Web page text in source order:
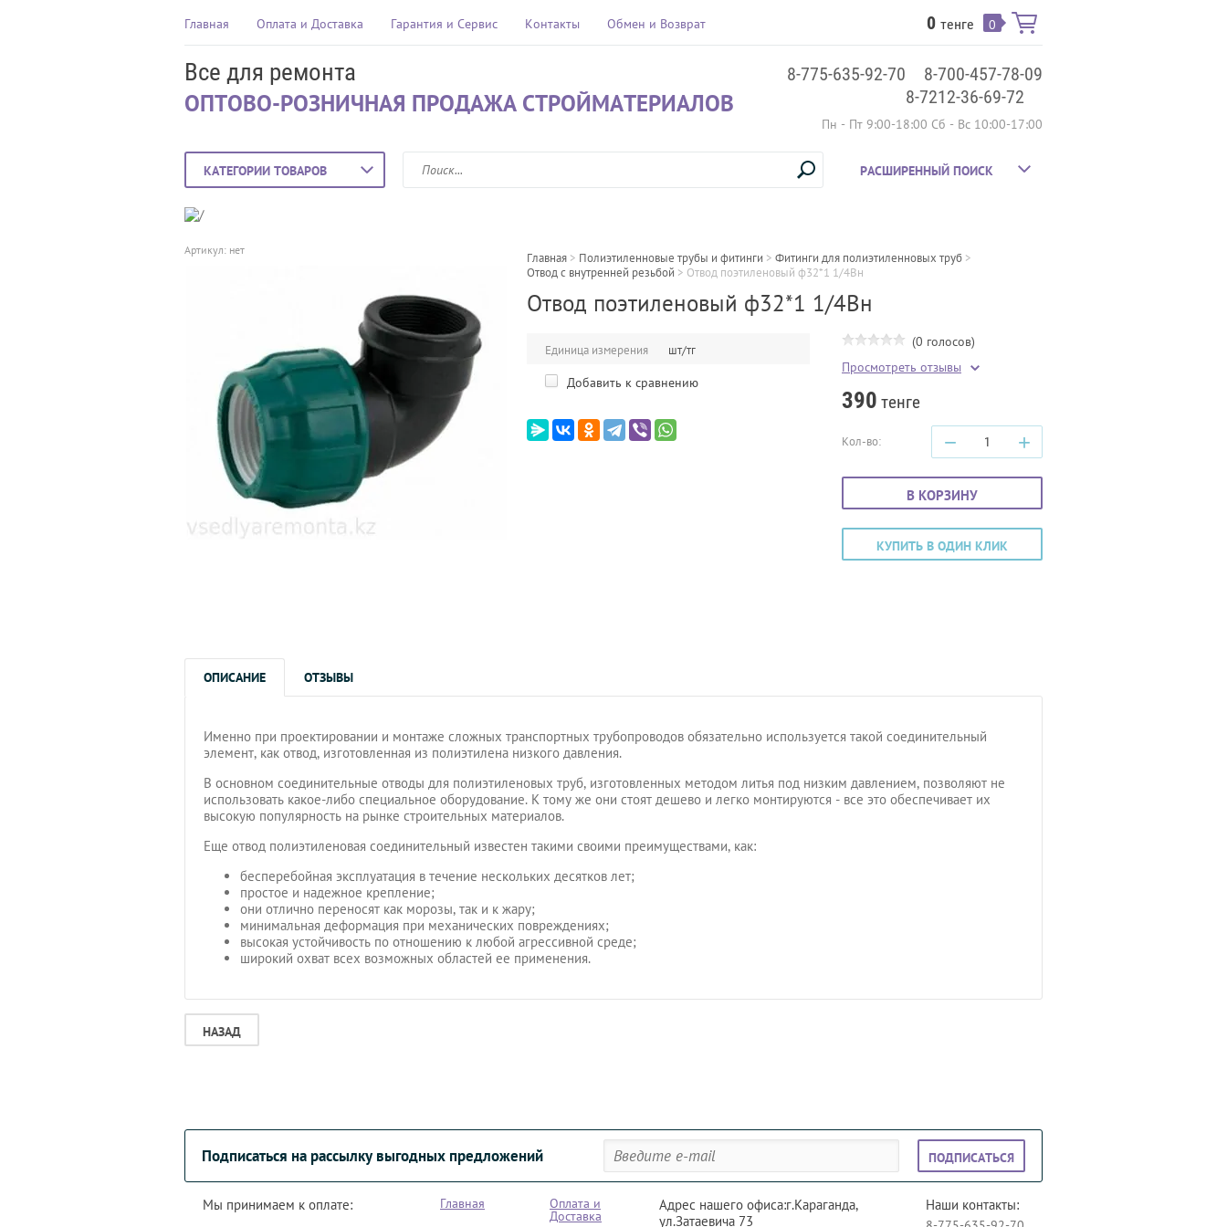
Главная Оплата и Доставка Гарантия и Сервис Контакты Обмен и Возврат 0 тенге 0
Все для ремонта
ОПТОВО-РОЗНИЧНАЯ ПРОДАЖА СТРОЙМАТЕРИАЛОВ
8-775-635-92-70
8-700-457-78-09
8-7212-36-69-72
Пн - Пт 9:00-18:00 Сб - Вс 10:00-17:00
КАТЕГОРИИ ТОВАРОВ РАСШИРЕННЫЙ ПОИСК
Главная > Полиэтиленновые трубы и фитинги > Фитинги для полиэтиленновых труб >
Отвод с внутренней резьбой > Отвод поэтиленовый ф32*1 1/4Вн
Отвод поэтиленовый ф32*1 1/4Вн
Артикул: нет
Единица измерения шт/тг
Добавить к сравнению
(0 голосов)
Просмотреть отзывы
390 тенге
Кол-во: − +
В КОРЗИНУ
КУПИТЬ В ОДИН КЛИК
ОПИСАНИЕ ОТЗЫВЫ
Именно при проектировании и монтаже сложных транспортных трубопроводов обязательно используется такой соединительный
элемент, как отвод, изготовленная из полиэтилена низкого давления.
В основном соединительные отводы для полиэтиленовых труб, изготовленных методом литья под низким давлением, позволяют не
использовать какое-либо специальное оборудование. К тому же они стоят дешево и легко монтируются - все это обеспечивает их
высокую популярность на рынке строительных материалов.
Еще отвод полиэтиленовая соединительный известен такими своими преимуществами, как:
бесперебойная эксплуатация в течение нескольких десятков лет;
простое и надежное крепление;
они отлично переносят как морозы, так и к жару;
минимальная деформация при механических повреждениях;
высокая устойчивость по отношению к любой агрессивной среде;
широкий охват всех возможных областей ее применения.
НАЗАД
Подписаться на рассылку выгодных предложений ПОДПИСАТЬСЯ
Мы принимаем к оплате: Главная Оплата и
Доставка
Адрес нашего офиса:г.Караганда,
ул.Затаевича 73
Наши контакты: